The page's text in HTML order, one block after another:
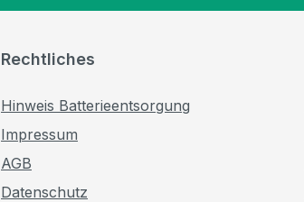
Rechtliches
Hinweis Batterieentsorgung
Impressum
AGB
Datenschutz